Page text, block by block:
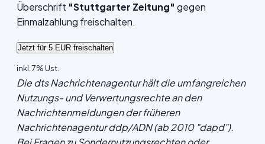
Überschrift "Stuttgarter Zeitung" gegen
Einmalzahlung freischalten.
inkl. 7% Ust.
Die dts Nachrichtenagentur hält die umfangreichen
Nutzungs- und Verwertungsrechte an den
Nachrichtenmeldungen der früheren
Nachrichtenagentur ddp/ADN (ab 2010 "dapd").